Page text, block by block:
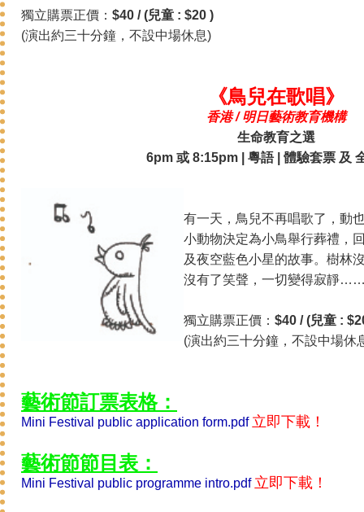
獨立購票正價： $40 / (兒童 : $20 )
(演出約三十分鐘，不設中場休息)
《鳥兒在歌唱》
香港 / 明日藝術教育機構
生命教育之選
6pm 或 8:15pm | 粵語 | 體驗套票 及
有一天，鳥兒不再唱歌了，動
小動物決定為小鳥舉行葬禮，
及夜空藍色小星的故事。樹林
沒有了笑聲，一切變得寂靜
獨立購票正價： $40 / (兒童 :
(演出約三十分鐘，不設中場休
藝術節訂票表格：
Mini Festival public application form.pdf 立即下載！
藝術節節目表：
Mini Festival public programme intro.pdf 立即下載！